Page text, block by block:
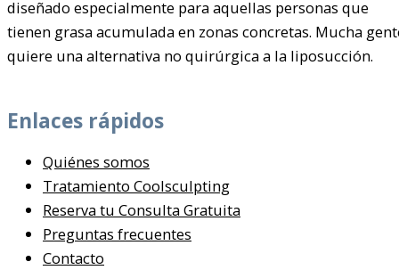
diseñado especialmente para aquellas personas que
tienen grasa acumulada en zonas concretas. Mucha
quiere una alternativa no quirúrgica a la liposucción.
Enlaces rápidos
Quiénes somos
Tratamiento Coolsculpting
Reserva tu Consulta Gratuita
Preguntas frecuentes
Contacto